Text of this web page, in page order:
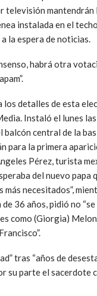
televisión mantendrán
instalada en el
la espera de noticias.
habrá otra
detalles de esta
Instaló el lunes
central de la
para la primera
Pérez, turista
del nuevo papa
más necesitados”,
36 años, pidió no
como (Giorgia)
tras “años de
su parte el sacerdote